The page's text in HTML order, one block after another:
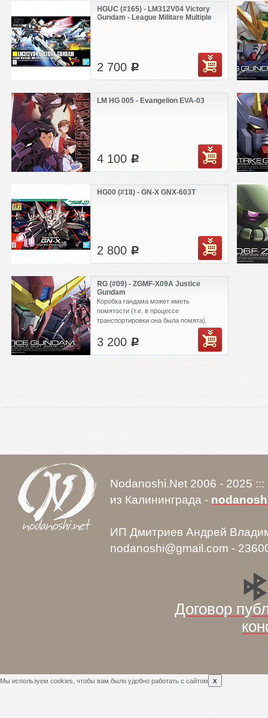
HGUC (#165) - LM312V04 Victory
Gundam - League Militare Multiple
2 700 c
LM HG 005 - Evangelion EVA-03
4 100 c
HG00 (#18) - GN-X GNX-603T
2 800 c
RG (#09) - ZGMF-X09A Justice
Gundam
Коробка гандама может иметь
помятости (т.е. в процессе
транспортировки она была помята).
3 200 c
Nodanoshi.Net 2006 - 2025
из Калининграда -
ИП Дмитриев Андрей
nodanoshi@gmail.com -
Договор
Мы используем cookies, чтобы вам было удобно работать с сайтом x